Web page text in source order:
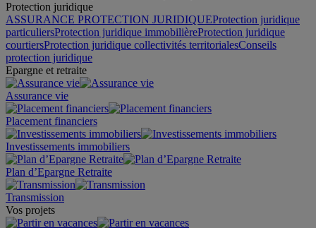
Protection juridique
ASSURANCE PROTECTION JURIDIQUEProtection juridique
particuliersProtection juridique immobilièreProtection juridique
courtiersProtection juridique collectivités territorialesConseils
protection juridique
Epargne et retraite
Assurance vie
Placement financiers
Investissements immobiliers
Plan d’Epargne Retraite
Transmission
Vos projets